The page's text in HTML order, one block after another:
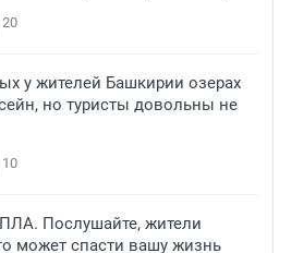
20
у жителей Башкирии озерах
но туристы довольны не
10
Послушайте, жители
может спасти вашу жизнь